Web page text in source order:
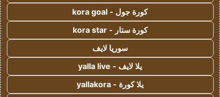
كورة جول - kora goal
كورة ستار - kora star
سوريا لايف
يلا لايف - yalla live
يلا كورة - yallakora